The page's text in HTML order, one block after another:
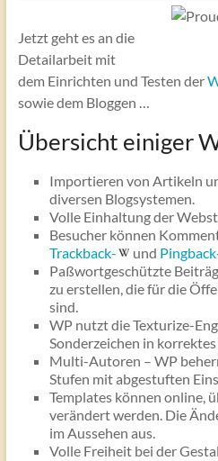
Jetzt geht es an die
Detailarbeit mit
dem Einrichten und Testen der
sowie dem Bloggen …
Übersicht einiger
Importieren von Artikeln
diversen Blogsystemen.
Volle Einhaltung der
Besucher können
Trackback-
und
Paßwortgeschützte
zu erstellen, die für die
sind.
WP nutzt die Texturize-
Sonderzeichen in
Multi-Autoren – WP
Stufen mit abgestuften
Templates können online,
verändert werden. Die
im Aussehen aus.
Volle Freiheit bei der